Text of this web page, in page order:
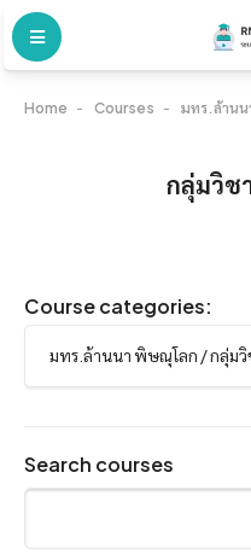
Home Courses มทร.ล้านน
กลุ่มวิช
Course categories:
Search courses